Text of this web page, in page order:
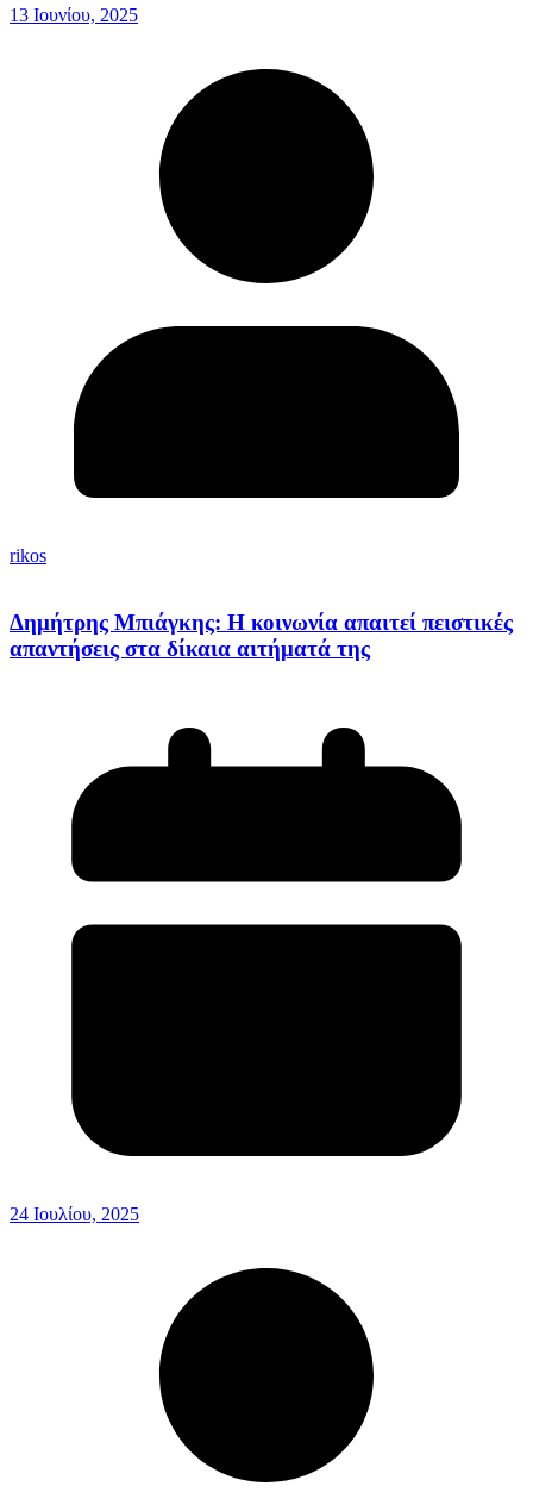
13 Ιουνίου, 2025
rikos
Δημήτρης Μπιάγκης: Η κοινωνία απαιτεί πειστικές
απαντήσεις στα δίκαια αιτήματά της
24 Ιουλίου, 2025